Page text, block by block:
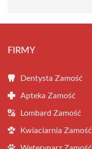
FIRMY
Dentysta Zamość
Apteka Zamość
Lombard Zamość
Kwiaciarnia Zamość